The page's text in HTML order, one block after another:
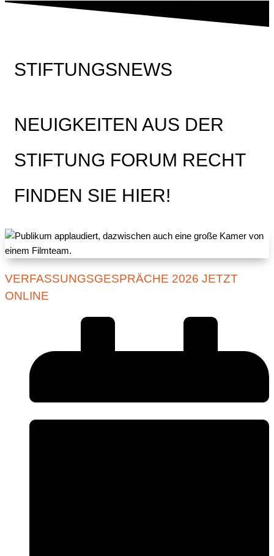
STIFTUNGSNEWS
NEUIGKEITEN AUS DER
STIFTUNG FORUM RECHT
FINDEN SIE HIER!
VERFASSUNGSGESPRÄCHE 2026 JETZT
ONLINE